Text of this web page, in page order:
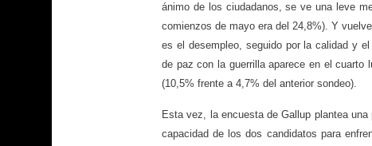
ánimo de los ciudadanos, se ve una leve
comienzos de mayo era del 24,8%). Y
es el desempleo, seguido por la calidad y
de paz con la guerrilla aparece en el cuarto
(10,5% frente a 4,7% del anterior sondeo).
Esta vez, la encuesta de Gallup plantea
capacidad de los dos candidatos para